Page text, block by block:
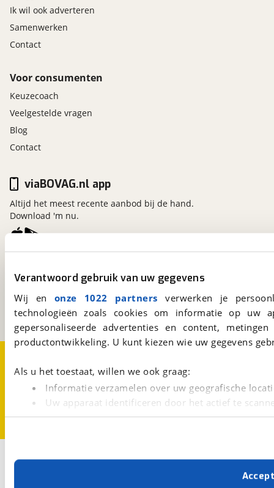
Verantwoord gebruik van uw gegevens
Wij en onze 1022 partners verwerken je
technologieën zoals cookies om informatie op
gepersonaliseerde advertenties en content,
productontwikkeling. U kunt kiezen wie uw gegevens
Als u het toestaat, willen we ook graag:
Informatie verzamelen over uw geografische
Uw apparaat identificeren door het actief te
Lees meer over hoe uw persoonlijke gegevens worden
Met cookies en vergelijkbare technieken zorgen we
cookies zorgen ervoor dat de website goed werkt.
Nieuwe accu
Inbegrepen
Wat is een nieuwe accu?
Ik wil ook adverteren
Samenwerken
Contact
Voor consumenten
Keuzecoach
Veelgestelde vragen
Blog
Contact
Kosterijland15
Een initiatief van
BOVAG
viaBOVAG.nl app
Altijd het meest recente aanbod bij de hand.
Download 'm nu.
Cookievoorkeuren
Vacatures